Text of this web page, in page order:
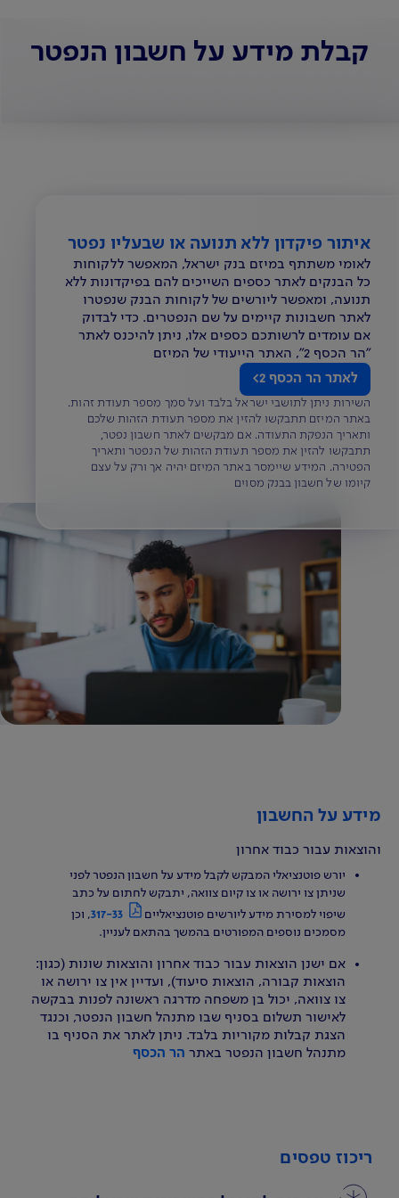
קבלת מידע על חשבון הנפטר
איתור פיקדון ללא תנועה או שבעליו נפטר
לאומי משתתף במיזם בנק ישראל, המאפשר ללקוחות
כל הבנקים לאתר כספים השייכים להם בפיקדונות ללא
תנועה, ומאפשר ליורשים של לקוחות הבנק שנפטרו
לאתר חשבונות קיימים על שם הנפטרים. כדי לבדוק
אם עומדים לרשותכם כספים אלו, ניתן להיכנס לאתר
"הר הכסף 2", האתר הייעודי של המיזם
לאתר הר הכסף 2
השירות ניתן לתושבי ישראל בלבד ועל סמך מספר תעודת זהות.
באתר המיזם תתבקשו להזין את מספר תעודת הזהות שלכם
ותאריך הנפקת התעודה. אם מבקשים לאתר חשבון נפטר,
תתבקשו להזין את מספר תעודת הזהות של הנפטר ותאריך
הפטירה. המידע שיימסר באתר המיזם יהיה אך ורק על עצם
קיומו של חשבון בבנק מסוים
מידע על החשבון
והוצאות עבור כבוד אחרון
יורש פוטנציאלי המבקש לקבל מידע על חשבון הנפטר לפני
שניתן צו ירושה או צו קיום צוואה, יתבקש לחתום על כתב
שיפוי למסירת מידע ליורשים פוטנציאליים
317-33, וכן
מסמכים נוספים המפורטים בהמשך בהתאם לעניין.
אם ישנן הוצאות עבור כבוד אחרון והוצאות שונות (כגון:
הוצאות קבורה, הוצאות סיעוד), ועדיין אין צו ירושה או
צו צוואה, יכול בן משפחה מדרגה ראשונה לפנות בבקשה
לאישור תשלום בסניף שבו מתנהל חשבון הנפטר, וכנגד
הצגת קבלות מקוריות בלבד. ניתן לאתר את הסניף בו
מתנהל חשבון הנפטר באתר הר הכסף
ריכוז טפסים